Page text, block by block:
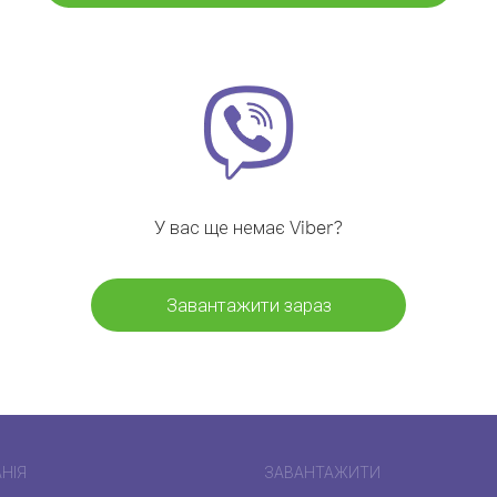
У вас ще немає Viber?
Завантажити зараз
ЗАВАНТАЖИТИ